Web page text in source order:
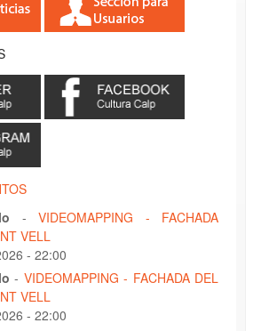
- VIDEOMAPPING - FACHADA
VELL
- 22:00
- VIDEOMAPPING - FACHADA DEL
VELL
- 22:00